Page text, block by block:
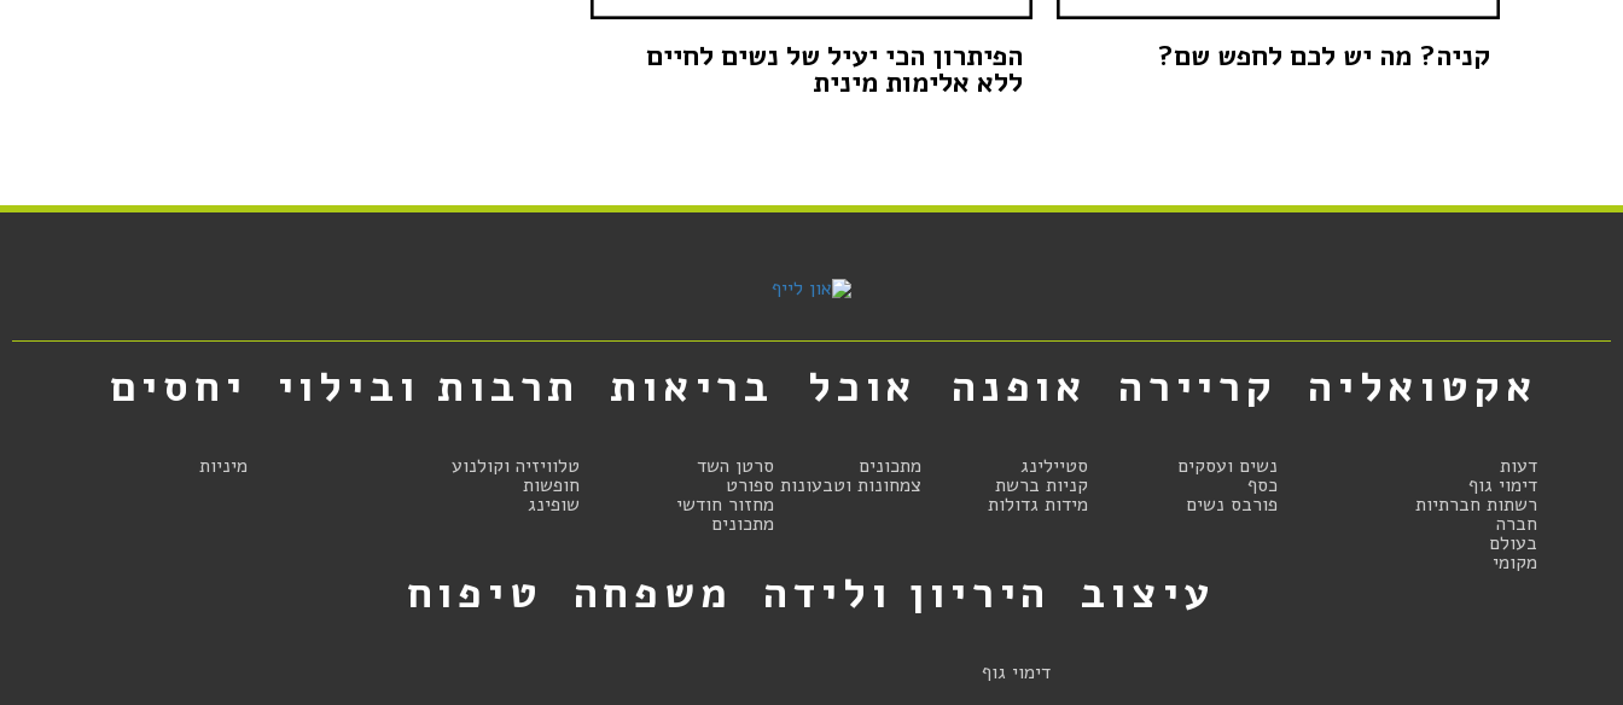
קניה? מה יש לכם לחפש שם? הפיתרון הכי יעיל של נשים לחיים
ללא אלימות מינית
אקטואליה
דעות
דימוי גוף
רשתות חברתיות
חברה
בעולם
מקומי
קריירה
נשים ועסקים
כסף
פורבס נשים
אופנה
סטיילינג
קניות ברשת
מידות גדולות
אוכל
מתכונים
צמחונות וטבעונות
בריאות
סרטן השד
ספורט
מחזור חודשי
מתכונים
תרבות ובילוי
טלוויזיה וקולנוע
חופשות
שופינג
יחסים
מיניות
עיצוב היריון ולידה
דימוי גוף
משפחה טיפוח